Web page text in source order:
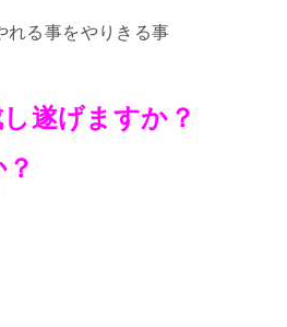
れる事をやりきる事
遂げますか？